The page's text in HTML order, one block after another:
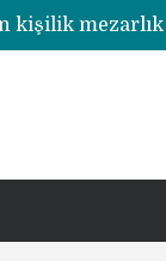
kişilik
1